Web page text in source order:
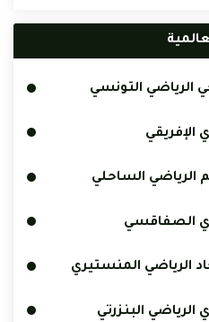
الرياضي التونسي
الإفريقي
الرياضي الساحلي
الصفاقسي
الرياضي المنستيري
الرياضي البنزرتي